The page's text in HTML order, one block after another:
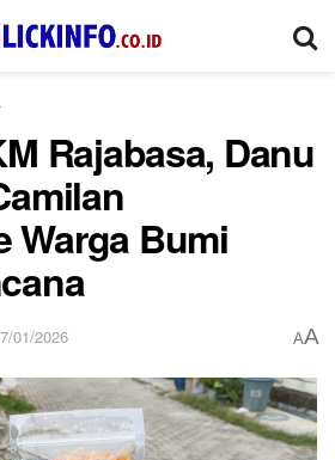
Rajabasa, Danu
Warga Bumi
01/2026 AA